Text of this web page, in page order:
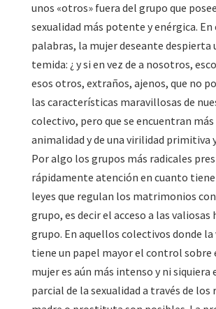
unos «otros» fuera del grupo que
sexualidad más potente y enérgica.
palabras, la mujer deseante despierta
temida: ¿ y si en vez de a nosotros,
esos otros, extraños, ajenos, que no
las características maravillosas de
colectivo, pero que se encuentran más
animalidad y de una virilidad primitiva
Por algo los grupos más radicales
rápidamente atención en cuanto
leyes que regulan los matrimonios
grupo, es decir el acceso a las valiosas
grupo. En aquellos colectivos donde
tiene un papel mayor el control sobre
mujer es aún más intenso y ni siquiera
parcial de la sexualidad a través de los